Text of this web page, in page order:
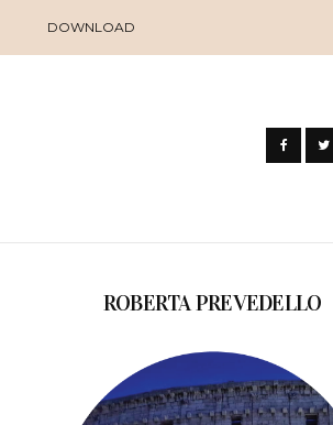
DOWNLOAD
ROBERTA PREVEDELLO